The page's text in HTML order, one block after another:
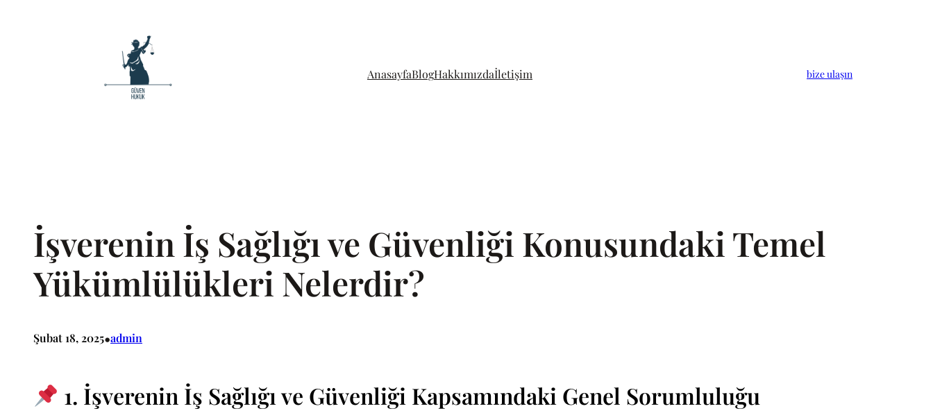
AnasayfaBlogHakkımızdaİletişim bize ulaşın
İşverenin İş Sağlığı ve Güvenliği Konusundaki Temel
Yükümlülükleri Nelerdir?
Şubat 18, 2025•admin
1. İşverenin İş Sağlığı ve Güvenliği Kapsamındaki Genel Sorumluluğu